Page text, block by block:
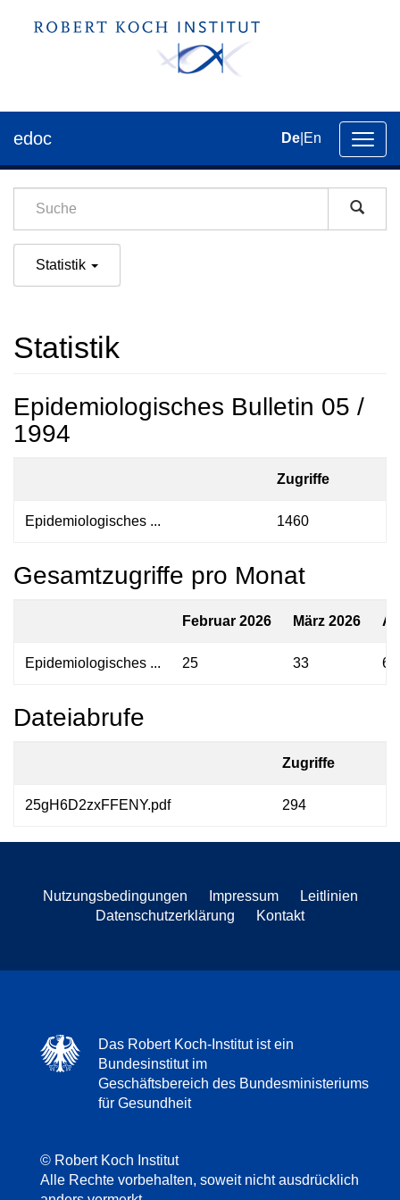
der
edoc De En
Statistik
Statistik
Epidemiologisches Bulletin 05 /
1994
Zugriffe
Epidemiologisches ... 1460
Gesamtzugriffe pro Monat
Februar 2026 März 2026
Epidemiologisches ... 25 33 60
Dateiabrufe
Zugriffe
25gH6D2zxFFENY.pdf 294
Nutzungsbedingungen Impressum
Leitlinien
Datenschutzerklärung
Kontakt
Das Robert Koch-Institut ist ein
Bundesinstitut im
Geschäftsbereich des Bundesministeriums
für Gesundheit
© Robert Koch Institut
Alle Rechte vorbehalten, soweit nicht ausdrücklich